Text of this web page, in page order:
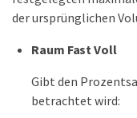
der ursprünglichen
Raum Fast Voll
Gibt den
betrachtet wird: